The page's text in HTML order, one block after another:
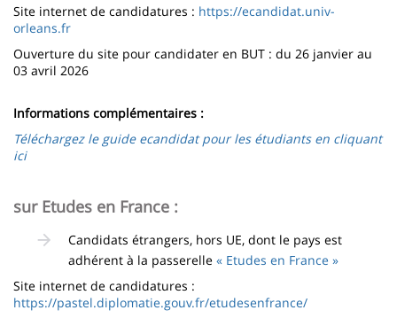
Site internet de candidatures : https://ecandidat.univ-
orleans.fr
Ouverture du site pour candidater en BUT : du 26 janvier au
03 avril 2026
Informations complémentaires :
Téléchargez le guide ecandidat pour les étudiants en cliquant
ici
sur Etudes en France :
Candidats étrangers, hors UE, dont le pays est
adhérent à la passerelle « Etudes en France »
Site internet de candidatures :
https://pastel.diplomatie.gouv.fr/etudesenfrance/